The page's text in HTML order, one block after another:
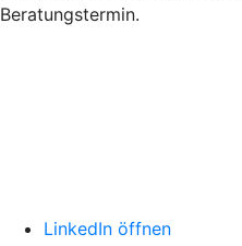
Beratungstermin.
LinkedIn öffnen